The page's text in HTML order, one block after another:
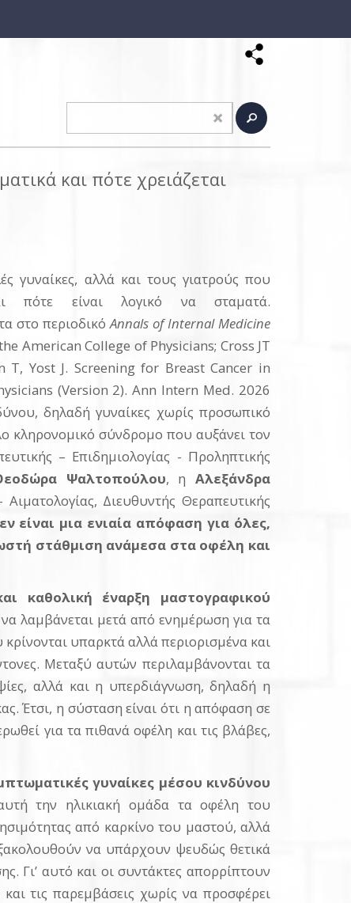
και πότε χρειάζεται
γυναίκες, αλλά και τους γιατρούς που
πότε είναι λογικό να σταματά.
στο περιοδικόAnnals of Internal Medicine
American College of Physicians; Cross JT
T, Yost J. Screening for Breast Cancer in
(Version 2). Ann Intern Med. 2026
δηλαδή γυναίκες χωρίς προσωπικό
κληρονομικό σύνδρομο που αυξάνει τον
– Επιδημιολογίας - Προληπτικής
Ψαλτοπούλου, ηΑλεξάνδρα
Διευθυντής Θεραπευτικής
είναι μια ενιαία απόφαση για όλες,
στάθμιση ανάμεσα στα οφέλη και
καθολική έναρξη μαστογραφικού
λαμβάνεται μετά από ενημέρωση για τα
υπαρκτά αλλά περιορισμένα και
Μεταξύ αυτών περιλαμβάνονται τα
αλλά και η υπερδιάγνωση, δηλαδή η
Έτσι, η σύσταση είναι ότι η απόφαση σε
για τα πιθανά οφέλη και τις βλάβες,
γυναίκες μέσου κινδύνου
την ηλικιακή ομάδα τα οφέλη του
από καρκίνο του μαστού, αλλά
να υπάρχουν ψευδώς θετικά
Γι’ αυτό και οι συντάκτες απορρίπτουν
τις παρεμβάσεις χωρίς να προσφέρει